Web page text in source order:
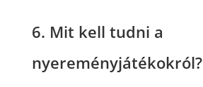
6. Mit kell tudni a
nyereményjátékokról?